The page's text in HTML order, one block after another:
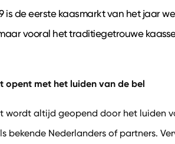
is de eerste kaasmarkt van het jaar
vooral het traditiegetrouwe
opent met het luiden van de bel
wordt altijd geopend door het luiden
bekende Nederlanders of partners.